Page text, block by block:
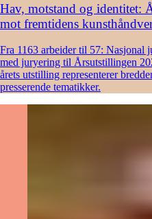
Hav, motstand og identitet:
mot fremtidens
Fra 1163 arbeider til 57: Nasjonal
med juryering til Årsutstillingen
årets utstilling representerer
presserende tematikker.